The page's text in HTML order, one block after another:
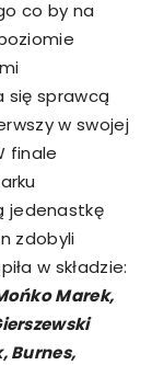
co by na
się sprawcą
w swojej
finale
jedenastkę
zdobyli
w składzie:
Marek,
Burnes,